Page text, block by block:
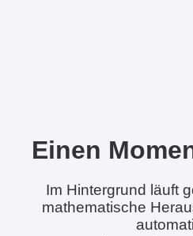
Einen
Im Hintergrund läuft
mathematische